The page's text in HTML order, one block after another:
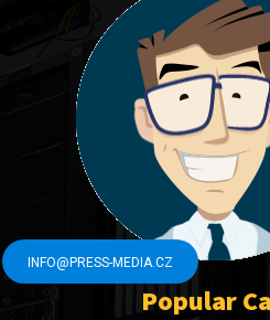
INFO@PRESS-MEDIA.CZ
Popular